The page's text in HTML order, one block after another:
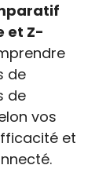
et Z-
de
de
vos
et